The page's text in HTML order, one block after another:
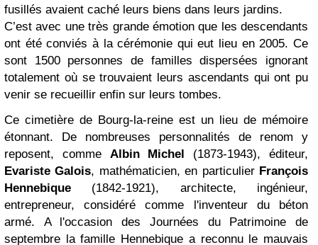
fusillés avaient caché leurs biens dans leurs jardins.
C’est avec une très grande émotion que les descendants
ont été conviés à la cérémonie qui eut lieu en 2005. Ce
sont 1500 personnes de familles dispersées ignorant
totalement où se trouvaient leurs ascendants qui ont pu
venir se recueillir enfin sur leurs tombes.
Ce cimetière de Bourg-la-reine est un lieu de mémoire
étonnant. De nombreuses personnalités de renom y
reposent, comme Albin Michel (1873-1943), éditeur,
Evariste Galois, mathématicien, en particulier François
Hennebique (1842-1921), architecte, ingénieur,
entrepreneur, considéré comme l'inventeur du béton
armé. A l'occasion des Journées du Patrimoine de
septembre la famille Hennebique a reconnu le mauvais